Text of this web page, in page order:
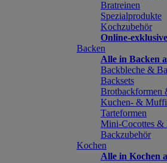
Bratreinen
Spezialprodukte
Kochzubehör
Online-
Backen
Alle in Backen
Backbleche &
Backsets
Brotbackformen
Kuchen- &
Tarteformen
Mini-Cocottes &
Backzubehör
Kochen
Alle in Kochen